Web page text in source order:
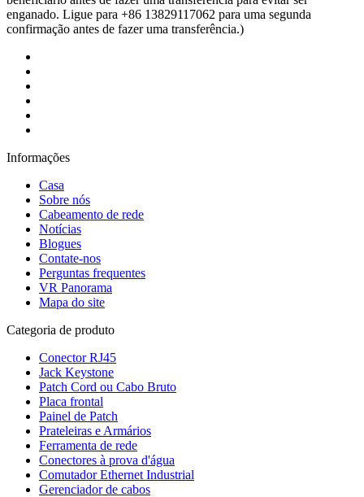
enganado. Ligue para +86 13829117062 para uma segunda
confirmação antes de fazer uma transferência.)
Informações
Casa
Sobre nós
Cabeamento de rede
Notícias
Blogues
Contate-nos
Perguntas frequentes
VR Panorama
Mapa do site
Categoria de produto
Conector RJ45
Jack Keystone
Patch Cord ou Cabo Bruto
Placa frontal
Painel de Patch
Prateleiras e Armários
Ferramenta de rede
Conectores à prova d'água
Comutador Ethernet Industrial
Gerenciador de cabos